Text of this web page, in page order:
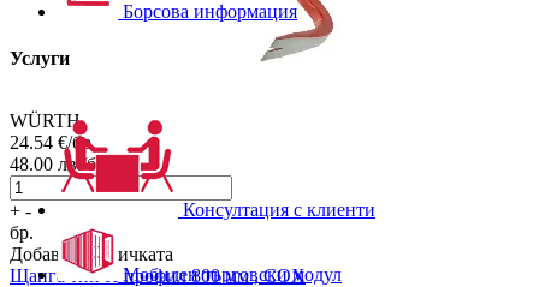
WÜRTH
24.54 €/бр.
48.00 лв./бр.
+ -
бр.
Добави в количката
Щанга тип H профил 800 мм , COX
Борсова информация
Услуги
Консултация с клиенти
Мобилен търговски модул